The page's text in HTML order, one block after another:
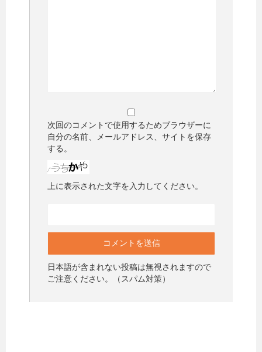
次回のコメントで使用するためブラウザーに
自分の名前、メールアドレス、サイトを保存
する。
上に表示された文字を入力してください。
日本語が含まれない投稿は無視されますので
ご注意ください。（スパム対策）